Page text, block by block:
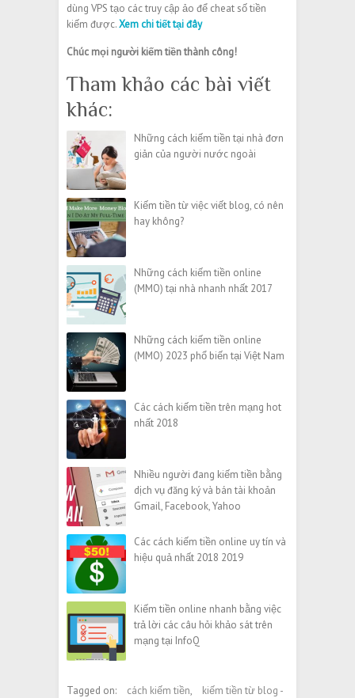
dùng VPS tạo các truy cập ảo để cheat số tiền
kiếm được.Xem chi tiết tại đây
Chúc mọi người kiếm tiền thành công!
Tham khảo các bài viết
khác:
Những cách kiếm tiền tại nhà đơn
giản của người nước ngoài
Kiếm tiền từ việc viết blog, có nên
hay không?
Những cách kiếm tiền online
(MMO) tại nhà nhanh nhất 2017
Những cách kiếm tiền online
(MMO) 2023 phổ biến tại Việt Nam
Các cách kiếm tiền trên mạng hot
nhất 2018
Nhiều người đang kiếm tiền bằng
dịch vụ đăng ký và bán tài khoản
Gmail, Facebook, Yahoo
Các cách kiếm tiền online uy tín và
hiệu quả nhất 2018 2019
Kiếm tiền online nhanh bằng việc
trả lời các câu hỏi khảo sát trên
mạng tại InfoQ
Tagged on: cách kiếm tiền,
kiếm tiền từ blog -